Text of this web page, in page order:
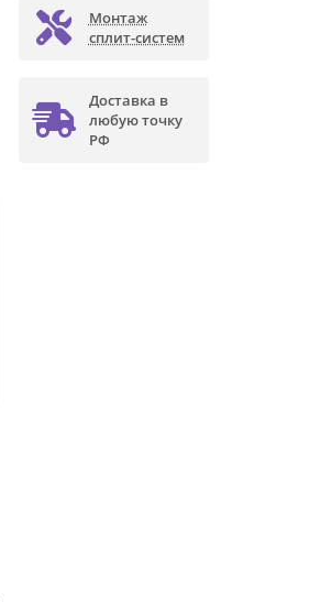
Монтаж
сплит-систем
Доставка в
любую точку
РФ